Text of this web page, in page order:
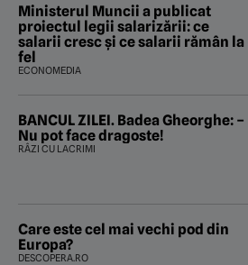
Ministerul Muncii a publicat
proiectul legii salarizării: ce
salarii cresc și ce salarii rămân la
fel
ECONOMEDIA
BANCUL ZILEI. Badea Gheorghe: –
Nu pot face dragoste!
RÂZI CU LACRIMI
Care este cel mai vechi pod din
Europa?
DESCOPERA.RO